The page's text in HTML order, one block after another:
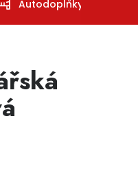
Autodoplňky